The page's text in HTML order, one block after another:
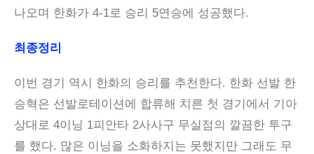
나오며 한화가 4-1로 승리 5연승에 성공했다.
최종정리
이번 경기 역시 한화의 승리를 추천한다. 한화 선발 한
승혁은 선발로테이션에 합류해 치른 첫 경기에서 기아
상대로 4이닝 1피안타 2사사구 무실점의 깔끔한 투구
를 했다. 많은 이닝을 소화하지는 못했지만 그래도 무